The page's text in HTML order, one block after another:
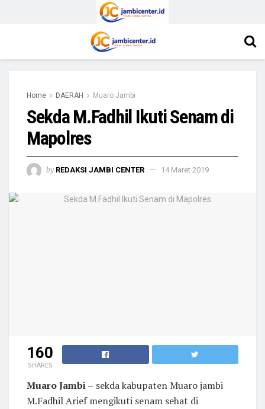
Home DAERAH Muaro Jambi
Sekda M.Fadhil Ikuti Senam di
Mapolres
by REDAKSI JAMBI CENTER 14 Maret 2019
160
SHARES
Muaro Jambi – sekda kabupaten Muaro jambi
M.Fadhil Arief mengikuti senam sehat di